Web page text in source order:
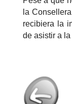
la
recibiera la
de asistir a